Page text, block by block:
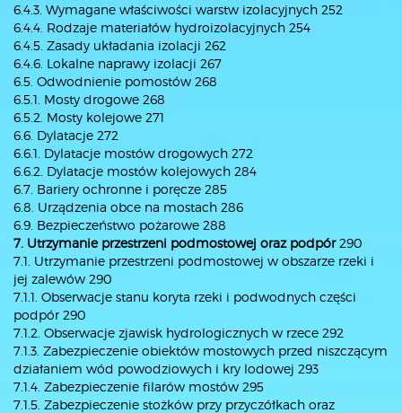
6.4.3. Wymagane właściwości warstw izolacyjnych 252
6.4.4. Rodzaje materiałów hydroizolacyjnych 254
6.4.5. Zasady układania izolacji 262
6.4.6. Lokalne naprawy izolacji 267
6.5. Odwodnienie pomostów 268
6.5.1. Mosty drogowe 268
6.5.2. Mosty kolejowe 271
6.6. Dylatacje 272
6.6.1. Dylatacje mostów drogowych 272
6.6.2. Dylatacje mostów kolejowych 284
6.7. Bariery ochronne i poręcze 285
6.8. Urządzenia obce na mostach 286
6.9. Bezpieczeństwo pożarowe 288
7. Utrzymanie przestrzeni podmostowej oraz podpór290
7.1. Utrzymanie przestrzeni podmostowej w obszarze rzeki i
jej zalewów 290
7.1.1. Obserwacje stanu koryta rzeki i podwodnych części
podpór 290
7.1.2. Obserwacje zjawisk hydrologicznych w rzece 292
7.1.3. Zabezpieczenie obiektów mostowych przed niszczącym
działaniem wód powodziowych i kry lodowej 293
7.1.4. Zabezpieczenie filarów mostów 295
7.1.5. Zabezpieczenie stożków przy przyczółkach oraz